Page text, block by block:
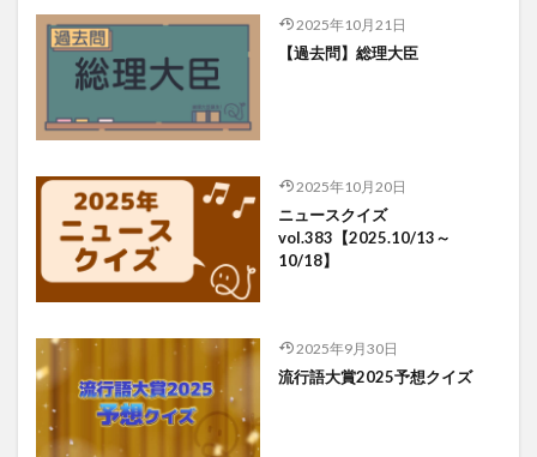
2025年10月21日
【過去問】総理大臣
2025年10月20日
ニュースクイズ
vol.383【2025.10/13～
10/18】
2025年9月30日
流行語大賞2025予想クイズ